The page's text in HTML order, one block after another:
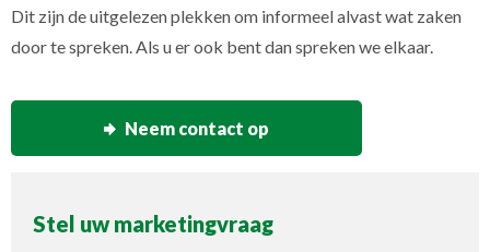
Dit zijn de uitgelezen plekken om informeel alvast wat zaken
door te spreken. Als u er ook bent dan spreken we elkaar.
Neem contact op
Stel uw marketingvraag